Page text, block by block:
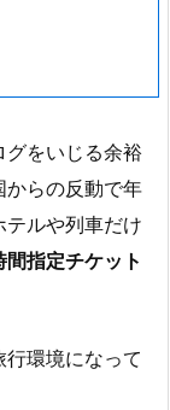
グをいじる余裕
からの反動で年
テルや列車だけ
指定チケット
環境になって